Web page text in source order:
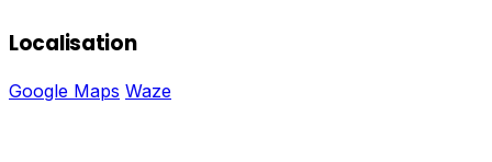
Localisation
Google Maps Waze